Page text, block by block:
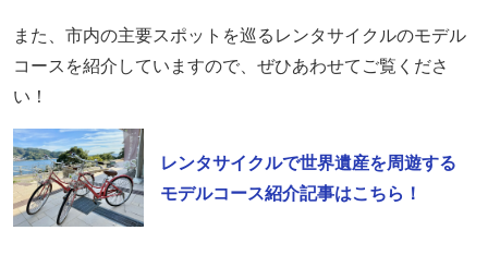
また、市内の主要スポットを巡るレンタサイクルのモデル
コースを紹介していますので、ぜひあわせてご覧くださ
い！
レンタサイクルで世界遺産を周遊する
モデルコース紹介記事はこちら！